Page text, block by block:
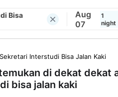
Bisa
Aug
07
1
night
Interstudi Bisa Jalan Kaki
di dekatdekat
bisa jalan kaki